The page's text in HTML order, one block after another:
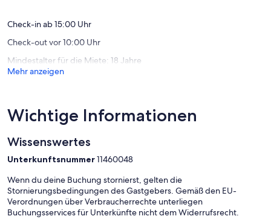
Geschirrtücher; Vorhanden
Kinderbett + Kinderstuhl; gratis (auf Anfrage)
Benutzung Waschmaschine; € 5/Wäsche
Check-in ab 15:00 Uhr
Check-out vor 10:00 Uhr
Mindestalter für die Miete: 18 Jahre
Mehr anzeigen
Wichtige Informationen
Wissenswertes
Unterkunftsnummer11460048
Wenn du deine Buchung stornierst, gelten die
Stornierungsbedingungen des Gastgebers. Gemäß den EU-
Verordnungen über Verbraucherrechte unterliegen
Buchungsservices für Unterkünfte nicht dem Widerrufsrecht.